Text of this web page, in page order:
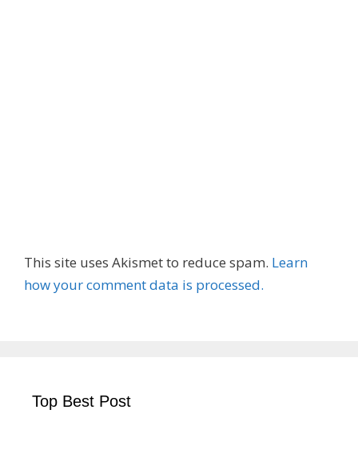
This site uses Akismet to reduce spam. Learn
how your comment data is processed.
Top Best Post